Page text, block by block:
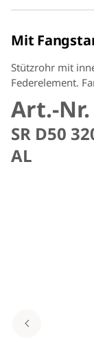
Mit
Stützrohr mit
Federelement.
Art.-Nr.
SR D50
AL